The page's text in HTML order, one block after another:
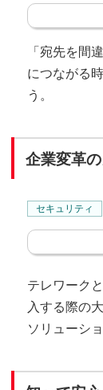
「宛先を間
につながる
う。
企業変革
セキュリティ
テレワーク
入する際の
ソリューシ